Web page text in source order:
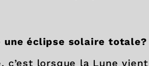
une éclipse solaire totale?
c’est lorsque la Lune